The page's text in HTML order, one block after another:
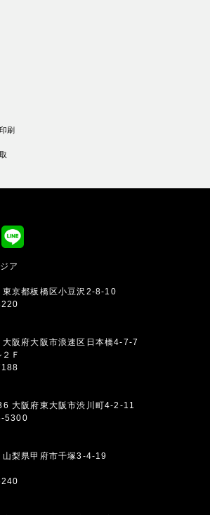
刷
ア
東京都板橋区小豆沢2-8-10
大阪府大阪市浪速区日本橋4-7-7
２Ｆ
大阪府東大阪市渋川町4-2-11
5300
山梨県甲府市千塚3-4-19